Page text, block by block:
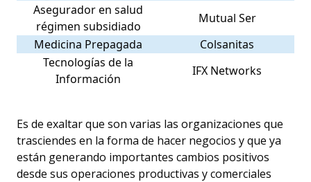
Asegurador en salud
régimen subsidiado
Mutual Ser
Medicina Prepagada
Colsanitas
Tecnologías de la
Información
IFX Networks
Es de exaltar que son varias las organizaciones que
trasciendes en la forma de hacer negocios y que ya
están generando importantes cambios positivos
desde sus operaciones productivas y comerciales